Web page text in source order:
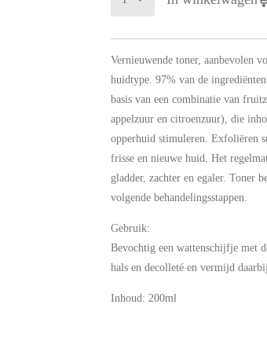
Vernieuwende toner, aanbevolen
huidtype. 97% van de
basis van een combinatie van
appelzuur en citroenzuur), die
opperhuid stimuleren. Exfoliëren
frisse en nieuwe huid. Het
gladder, zachter en egaler. Toner
volgende behandelingsstappen.
Gebruik:
Bevochtig een wattenschijfje met
hals en decolleté en vermijd
Inhoud: 200ml